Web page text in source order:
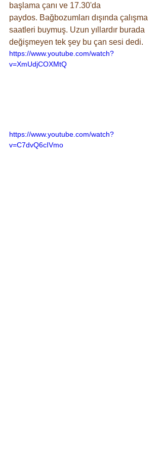
başlama çanı ve 17.30'da
paydos. Bağbozumları dışında çalışma
saatleri buymuş. Uzun yıllardır burada
değişmeyen tek şey bu çan sesi dedi.
https://www.youtube.com/watch?
v=XmUdjCOXMtQ
https://www.youtube.com/watch?
v=C7dvQ6cIVmo